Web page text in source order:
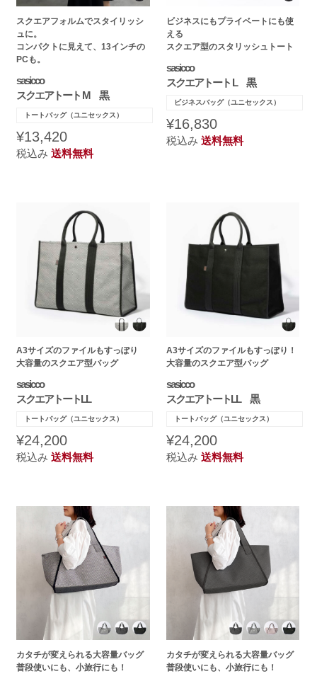
スクエアフォルムでスタイリッシ
ュに。
コンパクトに見えて、13インチの
PCも。
sasicco
スクエアトート M 黒
トートバッグ（ユニセックス）
¥13,420
税込み送料無料
ビジネスにもプライベートにも使
える
スクエア型のスタリッシュトート
sasicco
スクエアトート L 黒
ビジネスバッグ（ユニセックス）
¥16,830
税込み送料無料
A3サイズのファイルもすっぽり
大容量のスクエア型バッグ
sasicco
スクエアトートLL
トートバッグ（ユニセックス）
¥24,200
税込み送料無料
A3サイズのファイルもすっぽり！
大容量のスクエア型バッグ
sasicco
スクエアトートLL 黒
トートバッグ（ユニセックス）
¥24,200
税込み送料無料
カタチが変えられる大容量バッグ
普段使いにも、小旅行にも！
カタチが変えられる大容量バッグ
普段使いにも、小旅行にも！